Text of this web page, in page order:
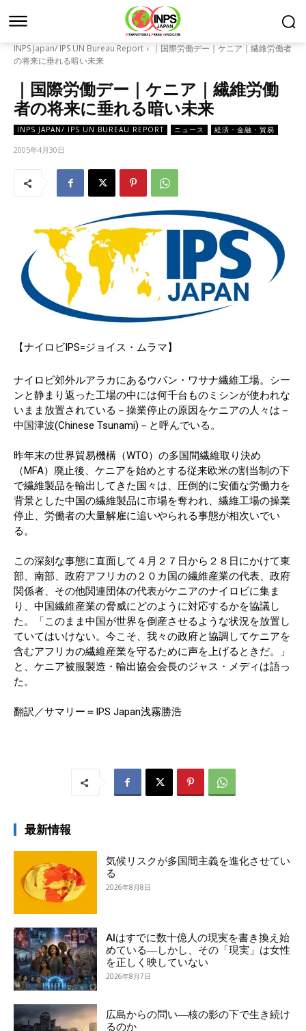
INPS Japan/ IPS UN Bureau Report
｜国際労働デー｜ケニア｜繊維労働者
の将来に垂れる暗い未来
｜国際労働デー｜ケニア｜繊維労働
者の将来に垂れる暗い未来
INPS JAPAN/ IPS UN BUREAU REPORT ニュース 経済・金融・貿易
2005年4月30日
【ナイロビIPS=ジョイス・ムラマ】
ナイロビ郊外ルアラカにあるウパン・ワサナ繊維工場。シー
ンと静まり返った工場の中には何千台ものミシンが使われな
いまま放置されている－操業停止の原因をケニアの人々は－
中国津波(Chinese Tsunami)－と呼んでいる。
昨年末の世界貿易機構（WTO）の多国間繊維取り決め
（MFA）廃止後、ケニアを始めとする従来欧米の割当制の下
で繊維製品を輸出してきた国々は、圧倒的に安価な労働力を
背景とした中国の繊維製品に市場を奪われ、繊維工場の操業
停止、労働者の大量解雇に追いやられる事態が相次いでい
る。
この深刻な事態に直面して４月２７日から２８日にかけて東
部、南部、政府アフリカの２０カ国の繊維産業の代表、政府
関係者、その他関連団体の代表がケニアのナイロビに集ま
り、中国繊維産業の脅威にどのように対応するかを協議し
た。「このまま中国が世界を倒産させるような状況を放置し
ていてはいけない。今こそ、我々の政府と協調してケニアを
含むアフリカの繊維産業を守るために声を上げるときだ。」
と、ケニア被服製造・輸出協会会長のジャス・メディは語っ
た。
翻訳／サマリー＝IPS Japan浅霧勝浩
最新情報
気候リスクが多国間主義を進化させてい
る
2026年8月8日
AIはすでに数十億人の現実を書き換え始
めている―しかし、その「現実」は女性
を正しく映していない
2026年8月7日
広島からの問い―核の影の下で生き続け
るのか